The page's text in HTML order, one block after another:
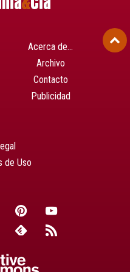
Acerca de…
Archivo
Contacto
Publicidad
de Uso